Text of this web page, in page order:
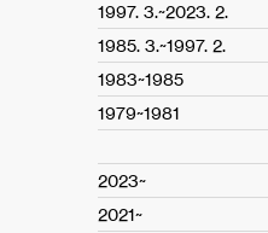
1997. 3.~2023. 2.
1985. 3.~1997. 2.
1983~1985
1979~1981
2023~
2021~